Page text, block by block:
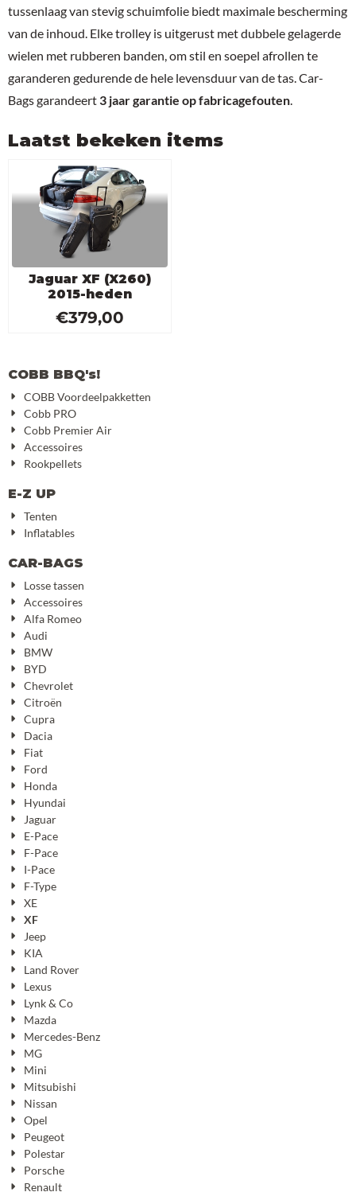
tussenlaag van stevig schuimfolie biedt maximale bescherming
van de inhoud. Elke trolley is uitgerust met dubbele gelagerde
wielen met rubberen banden, om stil en soepel afrollen te
garanderen gedurende de hele levensduur van de tas. Car-
Bags garandeert 3 jaar garantie op fabricagefouten.
Laatst bekeken items
Jaguar XF (X260)
2015-heden
€379,00
COBB BBQ's!
COBB Voordeelpakketten
Cobb PRO
Cobb Premier Air
Accessoires
Rookpellets
E-Z UP
Tenten
Inflatables
CAR-BAGS
Losse tassen
Accessoires
Alfa Romeo
Audi
BMW
BYD
Chevrolet
Citroën
Cupra
Dacia
Fiat
Ford
Honda
Hyundai
Jaguar
E-Pace
F-Pace
I-Pace
F-Type
XE
XF
Jeep
KIA
Land Rover
Lexus
Lynk & Co
Mazda
Mercedes-Benz
MG
Mini
Mitsubishi
Nissan
Opel
Peugeot
Polestar
Porsche
Renault